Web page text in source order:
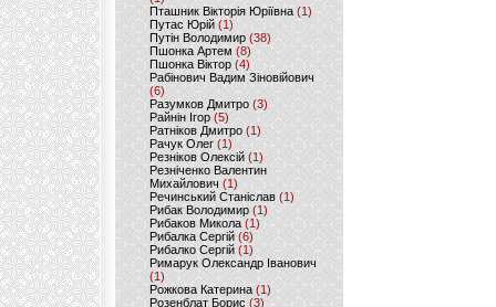
Пташник Вікторія Юріївна (1)
Путас Юрій (1)
Путін Володимир(38)
Пшонка Артем (8)
Пшонка Віктор(4)
Рабінович Вадим Зіновійович
(6)
Разумков Дмитро (3)
Райнін Ігор(5)
Ратніков Дмитро (1)
Рачук Олег (1)
Резніков Олексій(1)
Резніченко Валентин
Михайлович (1)
Речинський Станіслав (1)
Рибак Володимир(1)
Рибаков Микола(1)
Рибалка Сергій (6)
Рибалко Сергій (1)
Римарук Олександр Іванович
(1)
Рожкова Катерина(1)
Розенблат Борис (3)